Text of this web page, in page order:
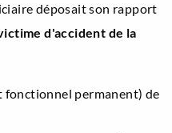
déposait son rapport
d'accident de la
fonctionnel permanent) de